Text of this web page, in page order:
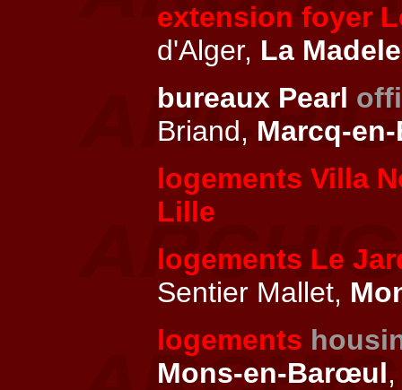
extension foyer
d'Alger, La
bureaux Pearl
Briand, Marcq-
logements Villa
Lille
logements Le
Sentier Mallet,
logements
Mons-en-Barœul